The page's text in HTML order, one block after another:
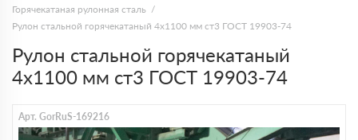
Горячекатаная рулонная сталь
Рулон стальной горячекатаный 4х1100 мм ст3 ГОСТ 19903-74
Рулон стальной горячекатаный
4х1100 мм ст3 ГОСТ 19903-74
Арт. GorRuS-169216